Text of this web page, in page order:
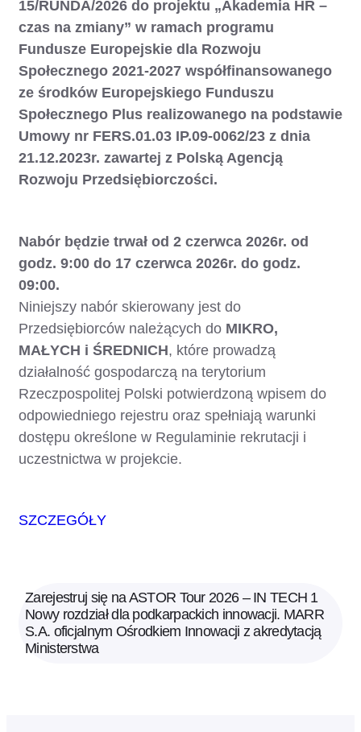
15/RUNDA/2026 do projektu „Akademia HR –
czas na zmiany” w ramach programu
Fundusze Europejskie dla Rozwoju
Społecznego 2021-2027 współfinansowanego
ze środków Europejskiego Funduszu
Społecznego Plus realizowanego na podstawie
Umowy nr FERS.01.03 IP.09-0062/23 z dnia
21.12.2023r. zawartej z Polską Agencją
Rozwoju Przedsiębiorczości.
Nabór będzie trwał od 2 czerwca 2026r. od
godz. 9:00 do 17 czerwca 2026r. do godz.
09:00.
Niniejszy nabór skierowany jest do
Przedsiębiorców należących do MIKRO,
MAŁYCH i ŚREDNICH, które prowadzą
działalność gospodarczą na terytorium
Rzeczpospolitej Polski potwierdzoną wpisem do
odpowiedniego rejestru oraz spełniają warunki
dostępu określone w Regulaminie rekrutacji i
uczestnictwa w projekcie.
SZCZEGÓŁY
Zarejestruj się na ASTOR Tour 2026 – IN TECH 1
Nowy rozdział dla podkarpackich innowacji. MARR
S.A. oficjalnym Ośrodkiem Innowacji z akredytacją
Ministerstwa